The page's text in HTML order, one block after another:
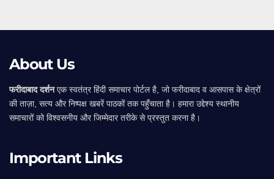
About Us
फरीदाबाद दर्शनएक स्वतंत्र हिंदी समाचार पोर्टल है, जो फरीदाबाद व आसपास के क्षेत्रों
की ताज़ा, सत्य और निष्पक्ष खबरें पाठकों तक पहुँचाता है। हमारा उद्देश्य स्थानीय
समाचारों को विश्वसनीय और जिम्मेदार तरीके से प्रस्तुत करना है।
Important Links